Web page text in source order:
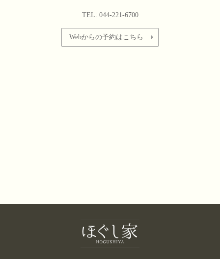
TEL: 044-221-6700
Webからの予約はこちら